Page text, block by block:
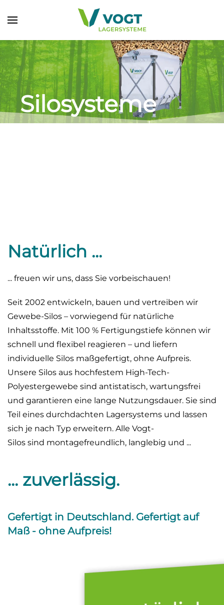
Zum Hauptinhalt springen
Silosysteme
Natürlich ...
... freuen wir uns, dass Sie vorbeischauen!
Seit 2002 entwickeln, bauen und vertreiben wir
Gewebe-Silos – vorwiegend für natürliche
Inhaltsstoffe. Mit 100 % Fertigungstiefe können wir
schnell und flexibel reagieren – und liefern
individuelle Silos maßgefertigt, ohne Aufpreis.
Unsere Silos aus hochfestem High-Tech-
Polyestergewebe sind antistatisch, wartungsfrei
und garantieren eine lange Nutzungsdauer. Sie sind
Teil eines durchdachten Lagersystems und lassen
sich je nach Typ erweitern. Alle Vogt-
Silos sind montagefreundlich, langlebig und ...
... zuverlässig.
Gefertigt in Deutschland. Gefertigt auf
Maß - ohne Aufpreis!